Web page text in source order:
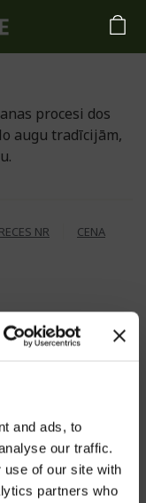
and ads, to
our traffic.
use of our site with
partners who
procesi dos
augu tradīcijām,
NR CENA